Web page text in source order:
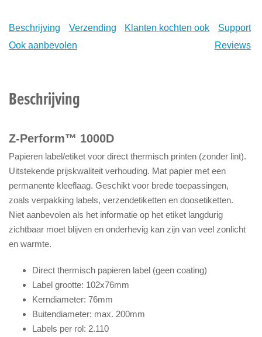
Beschrijving Verzending Klanten kochten ook
Support
Ook aanbevolen
Reviews
Beschrijving
Z-Perform™ 1000D
Papieren label/etiket voor direct thermisch printen (zonder lint).
Uitstekende prijskwaliteit verhouding. Mat papier met een
permanente kleeflaag. Geschikt voor brede toepassingen,
zoals verpakking labels, verzendetiketten en doosetiketten.
Niet aanbevolen als het informatie op het etiket langdurig
zichtbaar moet blijven en onderhevig kan zijn van veel zonlicht
en warmte.
Direct thermisch papieren label (geen coating)
Label grootte: 102x76mm
Kerndiameter: 76mm
Buitendiameter: max. 200mm
Labels per rol: 2.110